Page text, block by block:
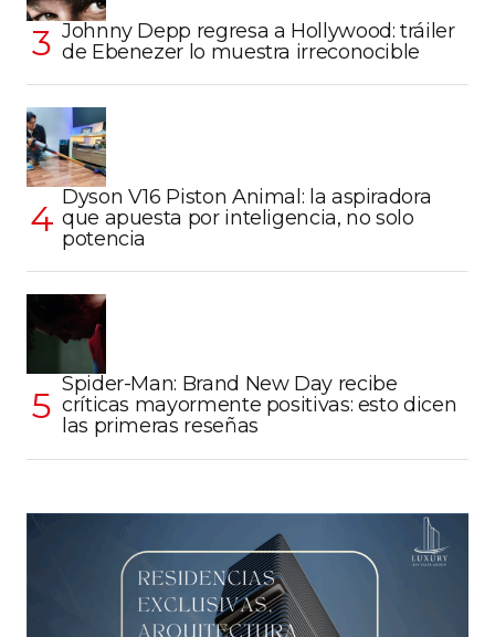
Johnny Depp regresa a Hollywood: tráiler
de Ebenezer lo muestra irreconocible
Dyson V16 Piston Animal: la aspiradora
que apuesta por inteligencia, no solo
potencia
Spider-Man: Brand New Day recibe
críticas mayormente positivas: esto dicen
las primeras reseñas